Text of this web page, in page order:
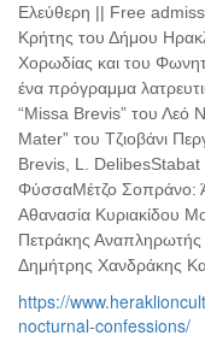
Ελεύθερη || Free
Κρήτης του Δήμου
Χορωδίας και του
ένα πρόγραμμα
“Missa Brevis” του Λεό
Mater” του Τζιοβάνι
Brevis, L.
ΦύσσαΜέτζο Σοπράνο:
Αθανασία Κυριακίδου
Πετράκης Αναπληρωτής
Δημήτρης Χανδράκης
https://
nocturnal-confessions/